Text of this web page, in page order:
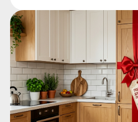
консультация
специалиста?
Оставьте заявку и мы свяжемся
с вами в ближайшее время